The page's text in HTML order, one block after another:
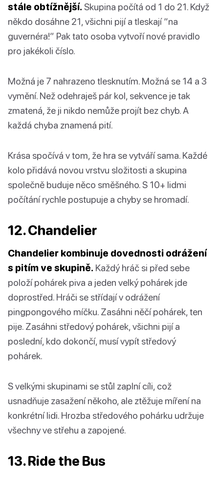
stále obtížnější. Skupina počítá od 1 do 21. Když
někdo dosáhne 21, všichni pijí a tleskají “na
guvernéra!” Pak tato osoba vytvoří nové pravidlo
pro jakékoli číslo.
Možná je 7 nahrazeno tlesknutím. Možná se 14 a 3
vymění. Než odehraješ pár kol, sekvence je tak
zmatená, že ji nikdo nemůže projít bez chyb. A
každá chyba znamená pití.
Krása spočívá v tom, že hra se vytváří sama. Každé
kolo přidává novou vrstvu složitosti a skupina
společně buduje něco směšného. S 10+ lidmi
počítání rychle postupuje a chyby se hromadí.
12. Chandelier
Chandelier kombinuje dovednosti odrážení
s pitím ve skupině. Každý hráč si před sebe
položí pohárek piva a jeden velký pohárek jde
doprostřed. Hráči se střídají v odrážení
pingpongového míčku. Zasáhni něčí pohárek, ten
pije. Zasáhni středový pohárek, všichni pijí a
poslední, kdo dokončí, musí vypít středový
pohárek.
S velkými skupinami se stůl zaplní cíli, což
usnadňuje zasažení někoho, ale ztěžuje míření na
konkrétní lidi. Hrozba středového pohárku udržuje
všechny ve střehu a zapojené.
13. Ride the Bus